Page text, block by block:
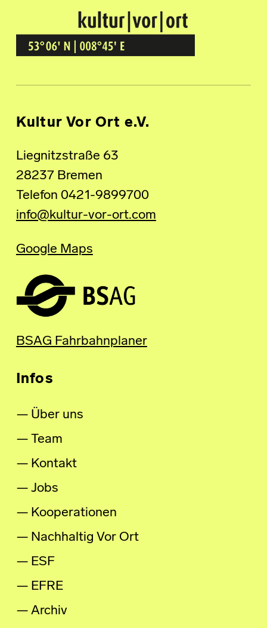
Kultur Vor Ort
BREMEN GRÖPELINGEN
Kultur Vor Ort e.V.
Liegnitzstraße 63
28237 Bremen
Telefon 0421-9899700
info@kultur-vor-ort.com
Google Maps
BSAG Fahrbahnplaner
Infos
Über uns
Team
Kontakt
Jobs
Kooperationen
Nachhaltig Vor Ort
ESF
EFRE
Archiv